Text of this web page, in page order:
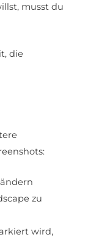
musst du
die
zu
wird,